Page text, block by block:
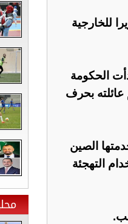
للخارجية
بفترة وجيزة في كانون الثاني/يناير 2025، بدأت الحكومة
عائلته بحرف
الصين
التهجئة